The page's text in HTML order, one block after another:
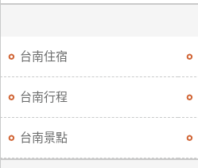
台南住宿
台南行程
台南景點